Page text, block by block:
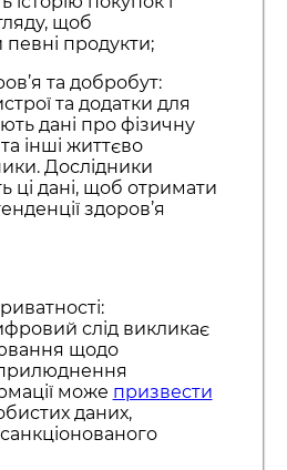
щоб
продукти;
та добробут:
та додатки для
дані про фізичну
інші життєво
Дослідники
ці дані, щоб отримати
здоров’я
слід викликає
щодо
може призвести
даних,